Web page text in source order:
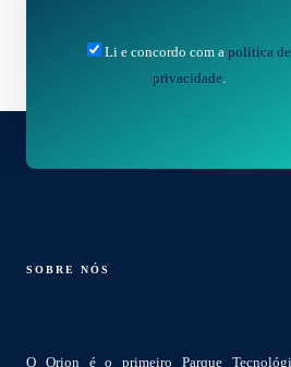
Li e concordo com a política de
privacidade.
SOBRE NÓS
O Orion é o primeiro Parque